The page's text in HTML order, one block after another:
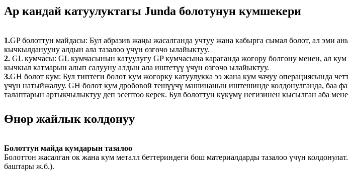
Ар кандай катуулуктагы Junda болотунун кумшекери
1.GP болоттун майдасы: Бул абразив жаңы жасалганда учтуу жана кабырга сымал болот, ал эми
кычкылданууну алдын ала тазалоо үчүн өзгөчө ылайыктуу.
2. GL кумчасы: GL кумчасынын катуулугу GP кумчасына караганда жогору болгону менен, ал
кычкыл катмарын алып салууну алдын ала иштетүү үчүн өзгөчө ылайыктуу.
3.GH болот кум: Бул типтеги болот кум жогорку катуулукка ээ жана кум чачуу операциясында
үчүн натыйжалуу. GH болот кум дробовой тешүүчү машинанын иштешинде колдонулганда, баа
талаптарын артыкчылыктуу деп эсептөө керек. Бул болоттун күкүмү негизинен кысылган аба
Өнөр жайлык колдонуу
Болоттун майда кумдарын тазалоо
Болоттон жасалган ок жана кум металл беттериндеги бош материалдарды тазалоо үчүн
баштары ж.б.).